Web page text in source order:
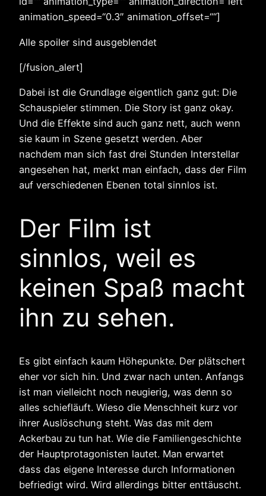
animation_speed=“0.3″ animation_offset=““]
Alle spoiler sind ausgeblendet
[/fusion_alert]
Dabei ist die Grundlage eigentlich ganz gut: Die
Schauspieler stimmen. Die Story ist ganz okay.
Und die Effekte sind auch ganz nett, auch wenn
sie kaum in Szene gesetzt werden. Aber
nachdem man sich fast drei Stunden Interstellar
angesehen hat, merkt man einfach, dass der Film
auf verschiedenen Ebenen total sinnlos ist.
Der Film ist
sinnlos, weil es
keinen Spaß macht
ihn zu sehen.
Es gibt einfach kaum Höhepunkte. Der plätschert
eher vor sich hin. Und zwar nach unten. Anfangs
ist man vielleicht noch neugierig, was denn so
alles schiefläuft. Wieso die Menschheit kurz vor
ihrer Auslöschung steht. Was das mit dem
Ackerbau zu tun hat. Wie die Familiengeschichte
der Hauptprotagonisten lautet. Man erwartet
dass das eigene Interesse durch Informationen
befriedigt wird. Wird allerdings bitter enttäuscht.